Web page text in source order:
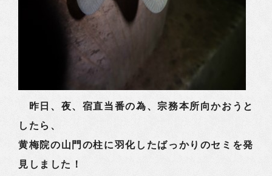
昨日、夜、宿直当番の為、宗務本所向かおうと
したら、
黄梅院の山門の柱に羽化したばっかりのセミを発
見しました！